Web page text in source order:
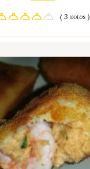
( 3 votos )